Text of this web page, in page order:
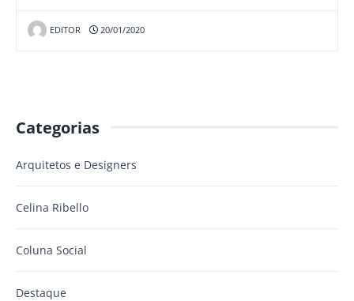
EDITOR 20/01/2020
Categorias
Arquitetos e Designers
Celina Ribello
Coluna Social
Destaque